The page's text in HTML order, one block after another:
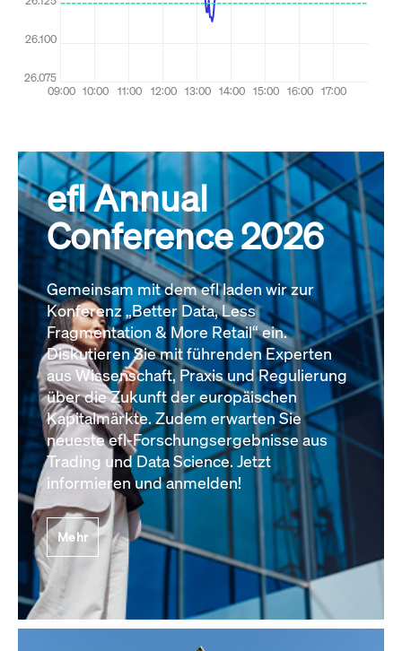
efl Annual
Conference 2026
Gemeinsam mit dem efl laden wir zur
Konferenz „Better Data, Less
Fragmentation & More Retail“ ein.
Diskutieren Sie mit führenden Experten
aus Wissenschaft, Praxis und Regulierung
über die Zukunft der europäischen
Kapitalmärkte. Zudem erwarten Sie
neueste efl-Forschungsergebnisse aus
Trading und Data Science. Jetzt
informieren und anmelden!
Mehr